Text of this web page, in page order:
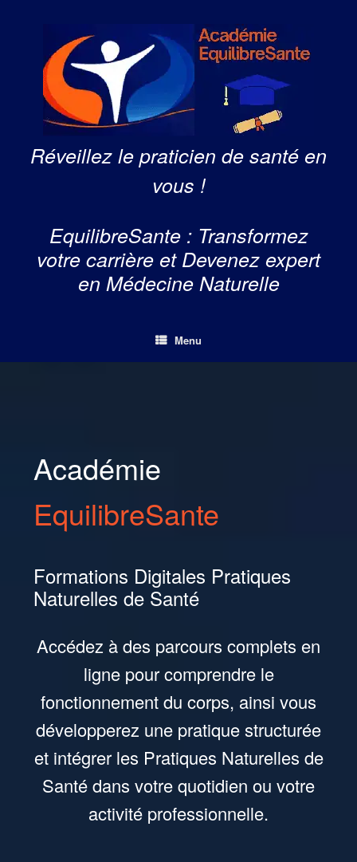
Réveillez le praticien de santé en
vous !
EquilibreSante : Transformez
votre carrière et Devenez expert
en Médecine Naturelle
Menu
Académie
EquilibreSante
Formations Digitales Pratiques
Naturelles de Santé
Accédez à des parcours complets en
ligne pour comprendre le
fonctionnement du corps, ainsi vous
développerez une pratique structurée
et intégrer les Pratiques Naturelles de
Santé dans votre quotidien ou votre
activité professionnelle.